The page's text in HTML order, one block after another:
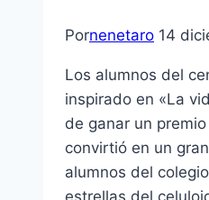
Pornenetaro 14
Los alumnos del
inspirado en «La
de ganar un
convirtió en un
alumnos del